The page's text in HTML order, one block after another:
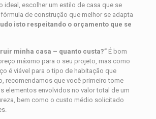
ideal, escolher um estilo de casa que se
de construção que melhor se adapta
isto respeitando o orçamento que se
minha casa – quanto custa?” É bom
máximo para o seu projeto, mas como
é viável para o tipo de habitação que
recomendamos que você primeiro tome
elementos envolvidos no valor total de um
bem como o custo médio solicitado